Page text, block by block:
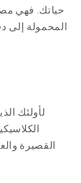
حياتك. فهي
المحمولة إلى
لأولئك
القصيرة